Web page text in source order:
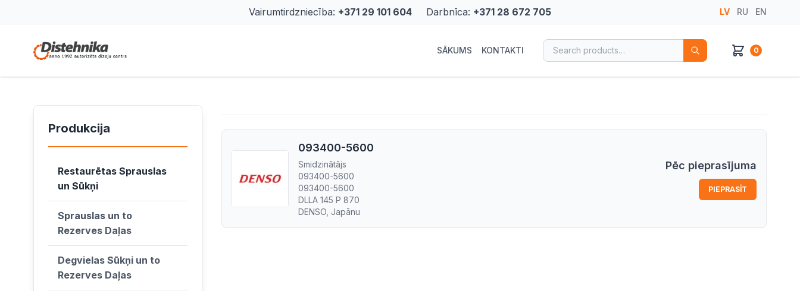
Vairumtirdzniecība: +371 29 101 604 Darbnīca: +371 28 672 705 LV RU EN
SĀKUMS KONTAKTI Search for: 0
Produkcija
Restaurētas Sprauslas
un Sūkņi
Sprauslas un to
Rezerves Daļas
Degvielas Sūkņi un to
Rezerves Daļas
093400-5600
Smidzinātājs
093400-5600
093400-5600
DLLA 145 P 870
DENSO, Japānu
Pēc pieprasījuma
PIEPRASĪT